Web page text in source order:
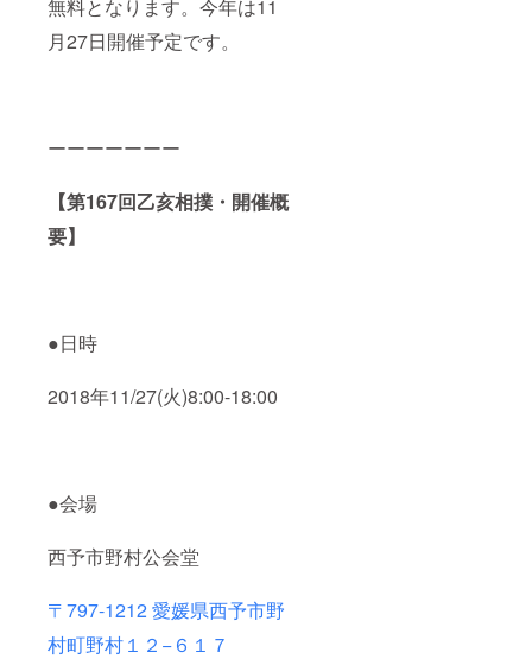
無料となります。今年は11
月27日開催予定です。
ーーーーーーー
【第167回乙亥相撲・開催概
要】
●日時
2018年11/27(火)8:00-18:00
●会場
西予市野村公会堂
〒797-1212 愛媛県西予市野
村町野村１２−６１７